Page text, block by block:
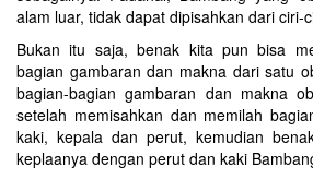
alam luar, tidak dapat dipisahkan dari ciri-
Bukan itu saja, benak kita pun bisa
bagian gambaran dan makna dari satu
bagian-bagian gambaran dan makna
setelah memisahkan dan memilah
kaki, kepala dan perut, kemudian
keplaanya dengan perut dan kaki